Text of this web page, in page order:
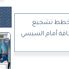
خطط تشجيع
أمام السيسي